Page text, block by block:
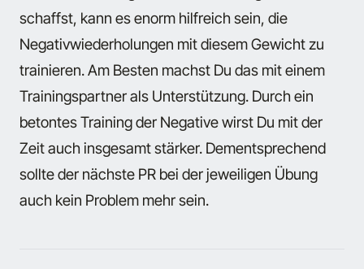
schaffst, kann es enorm hilfreich sein, die
Negativwiederholungen mit diesem Gewicht zu
trainieren. Am Besten machst Du das mit einem
Trainingspartner als Unterstützung. Durch ein
betontes Training der Negative wirst Du mit der
Zeit auch insgesamt stärker. Dementsprechend
sollte der nächste PR bei der jeweiligen Übung
auch kein Problem mehr sein.